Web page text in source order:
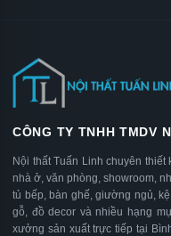
CÔNG TY TNHH TMDV
Nội thất Tuấn Linh chuyên thiết
nhà ở, văn phòng, showroom,
tủ bếp, bàn ghế, giường ngủ,
gỗ, đồ decor và nhiều hạng
xưởng sản xuất trực tiếp tại